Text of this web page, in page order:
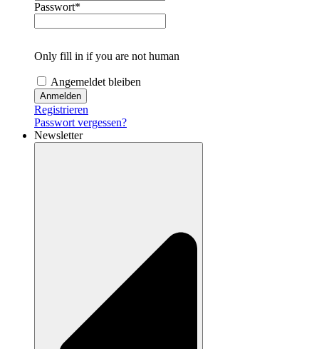
Passwort*
Only fill in if you are not human
Angemeldet bleiben
Registrieren
Passwort vergessen?
Newsletter